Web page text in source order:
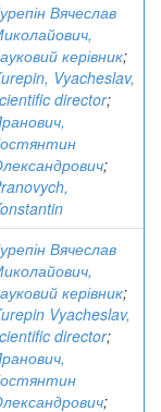
Вячеслав
керівник;
Vyacheslav,
director;
;
Вячеслав
керівник;
Vyacheslav,
director;
;